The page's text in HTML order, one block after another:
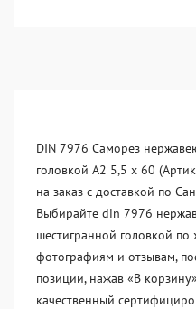
DIN 7976 Саморез
головкой А2 5,5 x 60
на заказ с доставкой по
Выбирайте din 7976
шестигранной головкой по
фотографиям и отзывам,
позиции, нажав «В
качественный